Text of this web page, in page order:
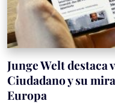
Junge Welt destaca
Ciudadano y su
Europa